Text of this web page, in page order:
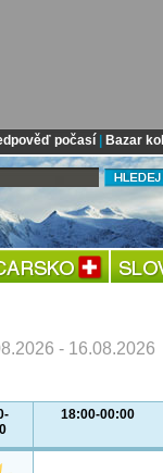
počasí| Bazar kol
- 16.08.2026
18:00-00:00